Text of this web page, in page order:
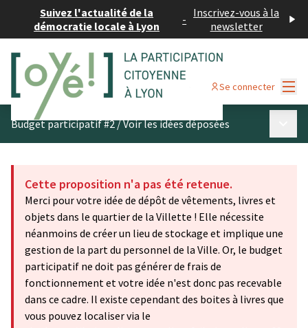
Suivez l'actualité de la
démocratie locale à Lyon
- Inscrivez-vous à la
newsletter
Se connecter
Budget participatif #2/Voir les idées déposées
Cette proposition n'a pas été retenue.
Merci pour votre idée de dépôt de vêtements, livres et
objets dans le quartier de la Villette ! Elle nécessite
néanmoins de créer un lieu de stockage et implique une
gestion de la part du personnel de la Ville. Or, le budget
participatif ne doit pas générer de frais de
fonctionnement et votre idée n'est donc pas recevable
dans ce cadre. Il existe cependant des boites à livres que
vous pouvez localiser via le